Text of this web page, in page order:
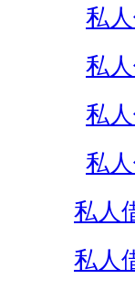
私
私
私
私
私人
私人